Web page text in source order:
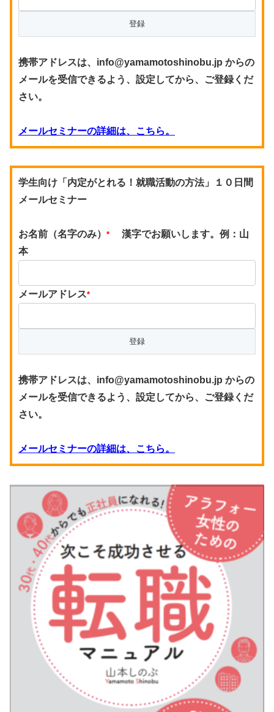
携帯アドレスは、info@yamamotoshinobu.jp からの
メールを受信できるよう、設定してから、ご登録くだ
さい。
メールセミナーの詳細は、こちら。
学生向け「内定がとれる！就職活動の方法」１０日間
メールセミナー
お名前（名字のみ） *
漢字でお願いします。例：山
本
メールアドレス*
携帯アドレスは、info@yamamotoshinobu.jp からの
メールを受信できるよう、設定してから、ご登録くだ
さい。
メールセミナーの詳細は、こちら。